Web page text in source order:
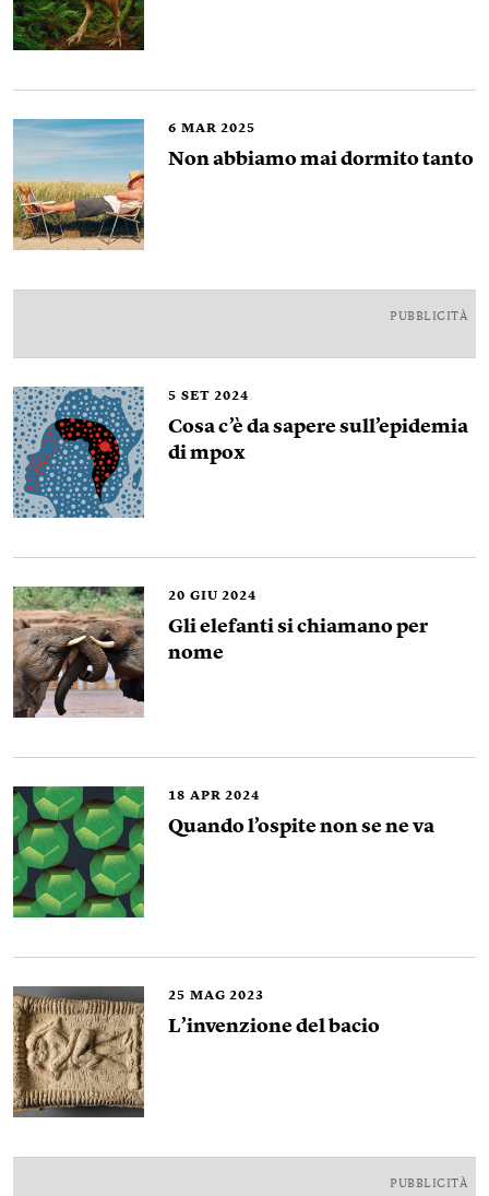
6 MAR 2025
Non abbiamo mai dormito tanto
PUBBLICITÀ
5 SET 2024
Cosa c’è da sapere sull’epidemia
di mpox
20 GIU 2024
Gli elefanti si chiamano per
nome
18 APR 2024
Quando l’ospite non se ne va
25 MAG 2023
L’invenzione del bacio
PUBBLICITÀ